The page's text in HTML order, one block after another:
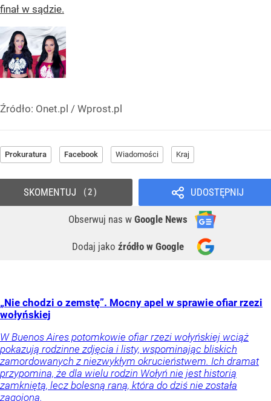
finał w sądzie.
Źródło: Onet.pl / Wprost.pl
Prokuratura Facebook Wiadomości Kraj
UDOSTĘPNIJ
Obserwuj nas w Google News
Dodaj jako źródło w Google
SKOMENTUJ 2
„Nie chodzi o zemstę”. Mocny apel w sprawie ofiar rzezi
wołyńskiej
W Buenos Aires potomkowie ofiar rzezi wołyńskiej wciąż
pokazują rodzinne zdjęcia i listy, wspominając bliskich
zamordowanych z niezwykłym okrucieństwem. Ich dramat
przypomina, że dla wielu rodzin Wołyń nie jest historią
zamkniętą, lecz bolesną raną, która do dziś nie została
zagojona.